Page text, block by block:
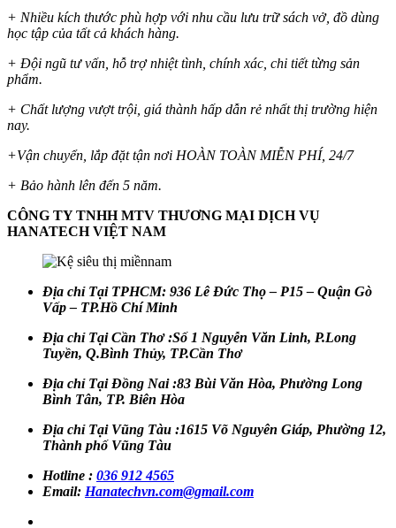
+ Nhiều kích thước phù hợp với nhu cầu lưu trữ sách vở, đồ dùng
học tập của tất cả khách hàng.
+ Đội ngũ tư vấn, hỗ trợ nhiệt tình, chính xác, chi tiết từng sản
phẩm.
+ Chất lượng vượt trội, giá thành hấp dẫn rẻ nhất thị trường hiện
nay.
+Vận chuyển, lắp đặt tận nơi HOÀN TOÀN MIỄN PHÍ, 24/7
+ Bảo hành lên đến 5 năm.
CÔNG TY TNHH MTV THƯƠNG MẠI DỊCH VỤ
HANATECH VIỆT NAM
Địa chỉ Tại TPHCM: 936 Lê Đức Thọ – P15 – Quận Gò
Vấp – TP.Hồ Chí Minh
Địa chỉ Tại Cần Thơ :Số 1 Nguyễn Văn Linh, P.Long
Tuyền, Q.Bình Thủy, TP.Cần Thơ
Địa chỉ Tại Đồng Nai :83 Bùi Văn Hòa, Phường Long
Bình Tân, TP. Biên Hòa
Địa chỉ Tại Vũng Tàu :1615 Võ Nguyên Giáp, Phường 12,
Thành phố Vũng Tàu
Hotline : 036 912 4565
Email: Hanatechvn.com@gmail.com